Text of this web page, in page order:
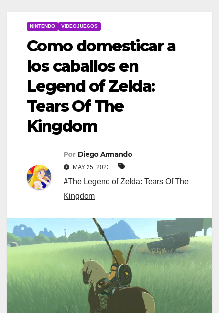
NINTENDO VIDEOJUEGOS
Como domesticar a
los caballos en
Legend of Zelda:
Tears Of The
Kingdom
Por Diego Armando
MAY 25, 2023
#The Legend of Zelda: Tears Of The
Kingdom